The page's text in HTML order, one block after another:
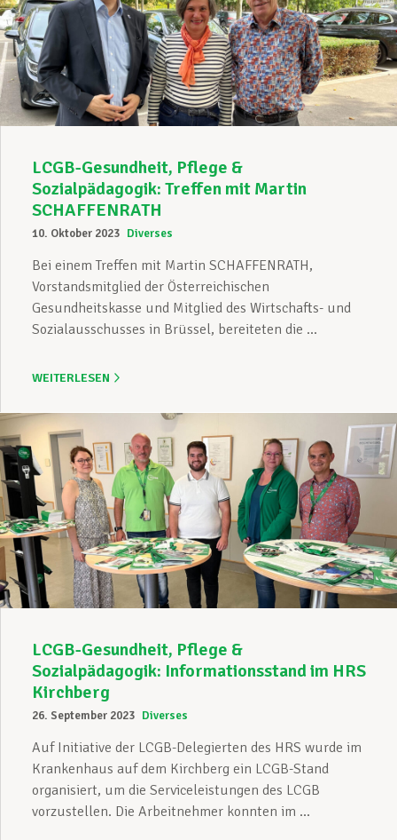
LCGB-Gesundheit, Pflege &
Sozialpädagogik: Treffen mit Martin
SCHAFFENRATH
10. Oktober 2023 Diverses
Bei einem Treffen mit Martin SCHAFFENRATH,
Vorstandsmitglied der Österreichischen
Gesundheitskasse und Mitglied des Wirtschafts- und
Sozialausschusses in Brüssel, bereiteten die ...
WEITERLESEN
LCGB-Gesundheit, Pflege &
Sozialpädagogik: Informationsstand im HRS
Kirchberg
26. September 2023 Diverses
Auf Initiative der LCGB-Delegierten des HRS wurde im
Krankenhaus auf dem Kirchberg ein LCGB-Stand
organisiert, um die Serviceleistungen des LCGB
vorzustellen. Die Arbeitnehmer konnten im ...